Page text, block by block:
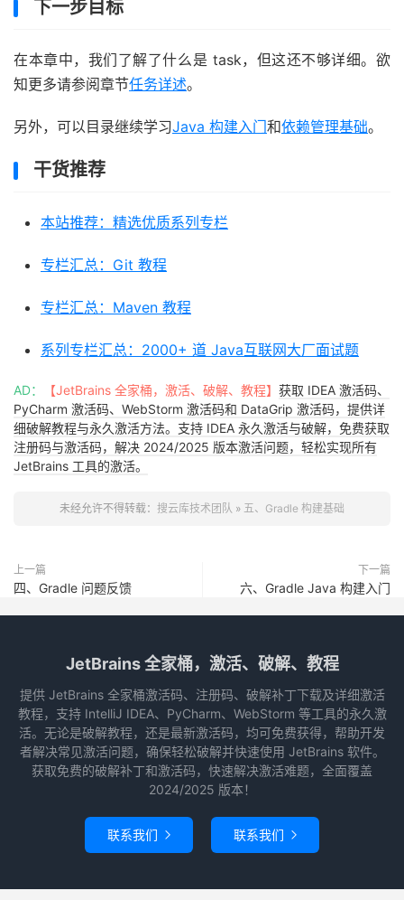
下一步目标
在本章中，我们了解了什么是 task，但这还不够详细。欲
知更多请参阅章节任务详述。
另外，可以目录继续学习Java 构建入门和依赖管理基础。
干货推荐
本站推荐：精选优质系列专栏
专栏汇总：Git 教程
专栏汇总：Maven 教程
系列专栏汇总：2000+ 道 Java互联网大厂面试题
AD： 【JetBrains 全家桶，激活、破解、教程】 获取 IDEA 激活码、
PyCharm 激活码、WebStorm 激活码和 DataGrip 激活码，提供详
细破解教程与永久激活方法。支持 IDEA 永久激活与破解，免费获取
注册码与激活码，解决 2024/2025 版本激活问题，轻松实现所有
JetBrains 工具的激活。
未经允许不得转载： 搜云库技术团队 » 五、Gradle 构建基础
上一篇
四、Gradle 问题反馈
下一篇
六、Gradle Java 构建入门
JetBrains 全家桶，激活、破解、教程
提供 JetBrains 全家桶激活码、注册码、破解补丁下载及详细激活
教程，支持 IntelliJ IDEA、PyCharm、WebStorm 等工具的永久激
活。无论是破解教程，还是最新激活码，均可免费获得，帮助开发
者解决常见激活问题，确保轻松破解并快速使用 JetBrains 软件。
获取免费的破解补丁和激活码，快速解决激活难题，全面覆盖
2024/2025 版本！
联系我们  联系我们 